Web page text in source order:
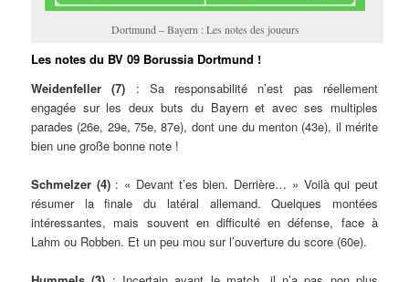
Dortmund – Bayern : Les notes des joueurs
Les notes du BV 09 Borussia Dortmund !
Weidenfeller (7) : Sa responsabilité n’est pas réellement
engagée sur les deux buts du Bayern et avec ses multiples
parades (26e, 29e, 75e, 87e), dont une du menton (43e), il mérite
bien une große bonne note !
Schmelzer (4): « Devant t’es bien. Derrière… » Voilà qui peut
résumer la finale du latéral allemand. Quelques montées
intéressantes, mais souvent en difficulté en défense, face à
Lahm ou Robben. Et un peu mou sur l’ouverture du score (60e).